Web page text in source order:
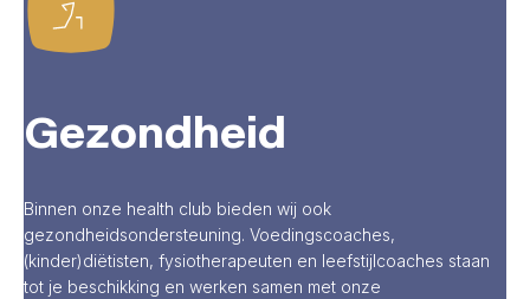
Gezondheid
Binnen onze health club bieden wij ook
gezondheidsondersteuning. Voedingscoaches,
(kinder)diëtisten, fysiotherapeuten en leefstijlcoaches staan
tot je beschikking en werken samen met onze